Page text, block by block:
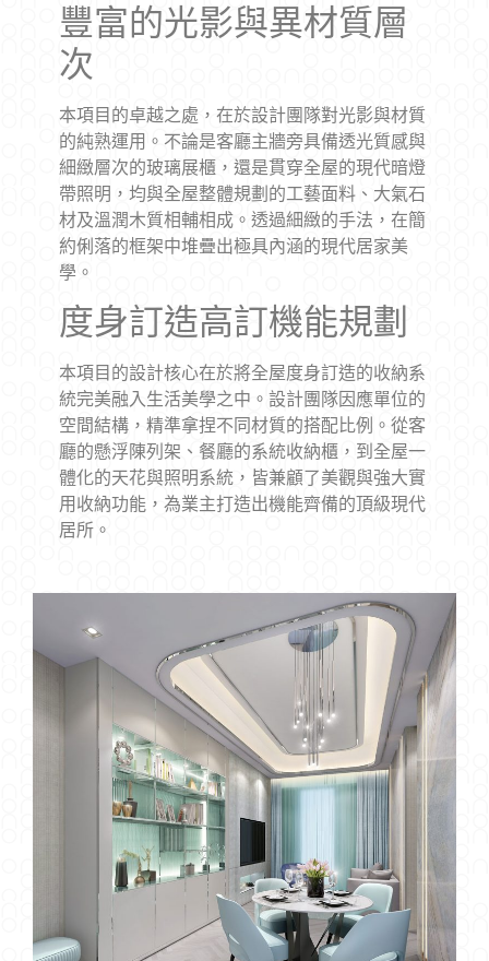
豐富的光影與異材質層
次
本項目的卓越之處，在於設計團隊對光影與材質
的純熟運用。不論是客廳主牆旁具備透光質感與
細緻層次的玻璃展櫃，還是貫穿全屋的現代暗燈
帶照明，均與全屋整體規劃的工藝面料、大氣石
材及溫潤木質相輔相成。透過細緻的手法，在簡
約俐落的框架中堆疊出極具內涵的現代居家美
學。
度身訂造高訂機能規劃
本項目的設計核心在於將全屋度身訂造的收納系
統完美融入生活美學之中。設計團隊因應單位的
空間結構，精準拿捏不同材質的搭配比例。從客
廳的懸浮陳列架、餐廳的系統收納櫃，到全屋一
體化的天花與照明系統，皆兼顧了美觀與強大實
用收納功能，為業主打造出機能齊備的頂級現代
居所。